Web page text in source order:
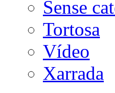
Sense
Tortosa
Vídeo
Xarrada